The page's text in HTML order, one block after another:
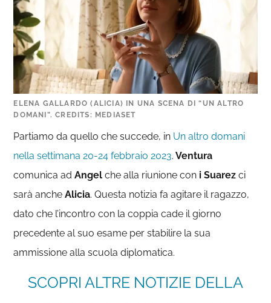
ELENA GALLARDO (ALICIA) IN UNA SCENA DI “UN ALTRO
DOMANI”. CREDITS: MEDIASET
Partiamo da quello che succede, in Un altro domani
nella settimana 20-24 febbraio 2023. Ventura
comunica adAngel che alla riunione con i Suarez ci
sarà ancheAlicia. Questa notizia fa agitare il ragazzo,
dato che l’incontro con la coppia cade il giorno
precedente al suo esame per stabilire la sua
ammissione alla scuola diplomatica.
SCOPRI ALTRE NOTIZIE DELLA